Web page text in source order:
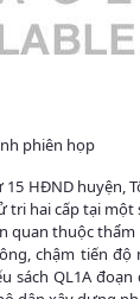
phiên họp
HĐND huyện,
hai cấp tại
quan thuộc
chậm tiến
sách QL1A